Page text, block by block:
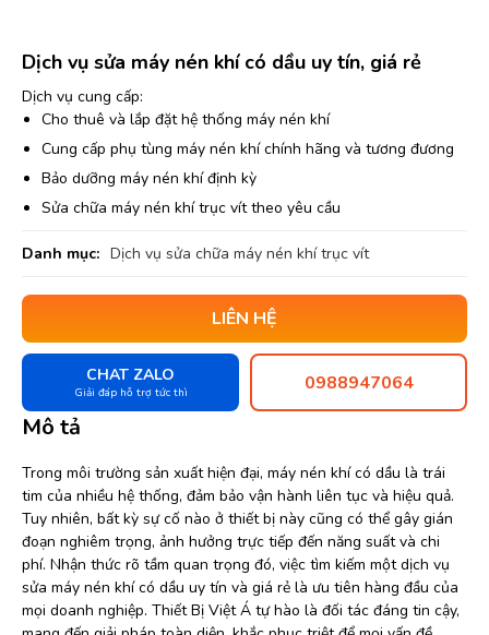
Dịch vụ sửa máy nén khí có dầu uy tín, giá rẻ
Dịch vụ cung cấp:
Cho thuê và lắp đặt hệ thống máy nén khí
Cung cấp phụ tùng máy nén khí chính hãng và tương đương
Bảo dưỡng máy nén khí định kỳ
Sửa chữa máy nén khí trục vít theo yêu cầu
Danh mục: Dịch vụ sửa chữa máy nén khí trục vít
LIÊN HỆ
CHAT ZALO
Giải đáp hỗ trợ tức thì 0988947064
Mô tả
Trong môi trường sản xuất hiện đại, máy nén khí có dầu là trái
tim của nhiều hệ thống, đảm bảo vận hành liên tục và hiệu quả.
Tuy nhiên, bất kỳ sự cố nào ở thiết bị này cũng có thể gây gián
đoạn nghiêm trọng, ảnh hưởng trực tiếp đến năng suất và chi
phí. Nhận thức rõ tầm quan trọng đó, việc tìm kiếm một dịch vụ
sửa máy nén khí có dầu uy tín và giá rẻ là ưu tiên hàng đầu của
mọi doanh nghiệp. Thiết Bị Việt Á tự hào là đối tác đáng tin cậy,